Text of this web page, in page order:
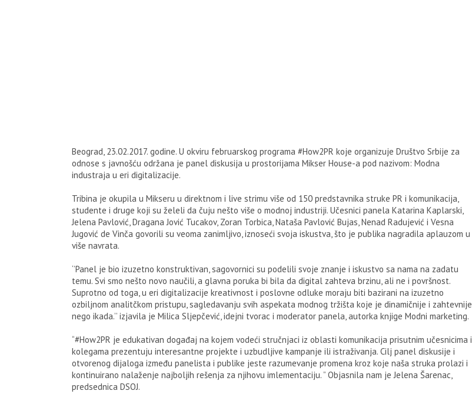
Beograd, 23.02.2017. godine. U okviru februarskog programa #How2PR koje organizuje Društvo Srbije za
odnose s javnošću održana je panel diskusija u prostorijama Mikser House-a pod nazivom: Modna
industraja u eri digitalizacije.
Tribina je okupila u Mikseru u direktnom i live strimu više od 150 predstavnika struke PR i komunikacija,
studente i druge koji su želeli da čuju nešto više o modnoj industriji. Učesnici panela Katarina Kaplarski,
Jelena Pavlović, Dragana Jović Tucakov, Zoran Torbica, Nataša Pavlović Bujas, Nenad Radujević i Vesna
Jugović de Vinča govorili su veoma zanimljivo, iznoseći svoja iskustva, što je publika nagradila aplauzom u
više navrata.
‘’Panel je bio izuzetno konstruktivan, sagovornici su podelili svoje znanje i iskustvo sa nama na zadatu
temu. Svi smo nešto novo naučili, a glavna poruka bi bila da digital zahteva brzinu, ali ne i površnost.
Suprotno od toga, u eri digitalizacije kreativnost i poslovne odluke moraju biti bazirani na izuzetno
ozbiljnom analitčkom pristupu, sagledavanju svih aspekata modnog tržišta koje je dinamičnije i zahtevnije
nego ikada.’’ izjavila je Milica Sljepčević, idejni tvorac i moderator panela, autorka knjige Modni marketing.
“#How2PR je edukativan događaj na kojem vodeći stručnjaci iz oblasti komunikacija prisutnim učesnicima i
kolegama prezentuju interesantne projekte i uzbudljive kampanje ili istraživanja. Cilj panel diskusije i
otvorenog dijaloga između panelista i publike jeste razumevanje promena kroz koje naša struka prolazi i
kontinuirano nalaženje najboljih rešenja za njihovu imlementaciju. ” Objasnila nam je Jelena Šarenac,
predsednica DSOJ.